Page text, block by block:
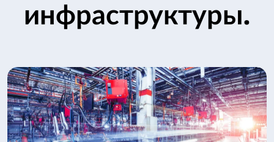
инфраструктуры.